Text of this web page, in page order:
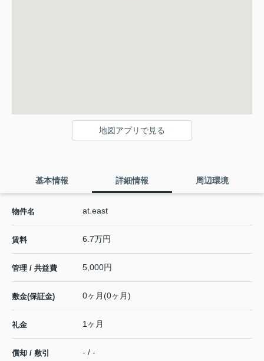
地図アプリで見る
基本情報 詳細情報 周辺環境
物件名 at.east
賃料 6.7万円
管理 / 共益費 5,000円
敷金(保証金) 0ヶ月(0ヶ月)
礼金 1ヶ月
償却 / 敷引 - / -